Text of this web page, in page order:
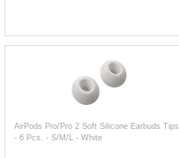
AirPods Pro/Pro 2 Soft Silicone Earbuds Tips
- 6 Pcs. - S/M/L - White